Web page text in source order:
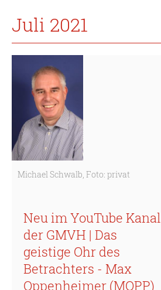
Juli 2021
Michael Schwalb, Foto: privat
Neu im YouTube Kanal
der GMVH | Das
geistige Ohr des
Betrachters - Max
Oppenheimer (MOPP)